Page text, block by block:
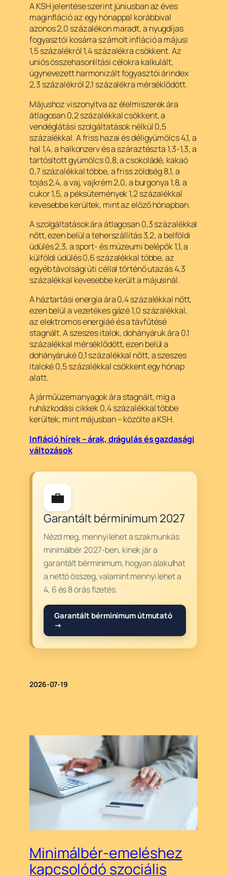
A KSH jelentése szerint júniusban az éves
maginfláció az egy hónappal korábbival
azonos 2,0 százalékon maradt, a nyugdíjas
fogyasztói kosárra számolt infláció a májusi
1,5 százalékról 1,4 százalékra csökkent. Az
uniós összehasonlítási célokra kalkulált,
úgynevezett harmonizált fogyasztói árindex
2,3 százalékról 2,1 százalékra mérséklődött.
Májushoz viszonyítva az élelmiszerek ára
átlagosan 0,2 százalékkal csökkent, a
vendéglátási szolgáltatások nélkül 0,5
százalékkal. A friss hazai és déligyümölcs 4,1, a
hal 1,4, a halkonzerv és a száraztészta 1,3-1,3, a
tartósított gyümölcs 0,8, a csokoládé, kakaó
0,7 százalékkal többe, a friss zöldség 8,1, a
tojás 2,4, a vaj, vajkrém 2,0, a burgonya 1,8, a
cukor 1,5, a péksütemények 1,2 százalékkal
kevesebbe kerültek, mint az előző hónapban.
A szolgáltatások ára átlagosan 0,3 százalékkal
nőtt, ezen belül a teherszállítás 3,2, a belföldi
üdülés 2,3, a sport- és múzeumi belépők 1,1, a
külföldi üdülés 0,6 százalékkal többe, az
egyéb távolsági úti céllal történő utazás 4,3
százalékkal kevesebbe került a májusinál.
A háztartási energia ára 0,4 százalékkal nőtt,
ezen belül a vezetékes gázé 1,0 százalékkal,
az elektromos energiáé és a távfűtésé
stagnált. A szeszes italok, dohányáruk ára 0,1
százalékkal mérséklődött, ezen belül a
dohányáruké 0,1 százalékkal nőtt, a szeszes
italoké 0,5 százalékkal csökkent egy hónap
alatt.
A járműüzemanyagok ára stagnált, míg a
ruházkodási cikkek 0,4 százalékkal többe
kerültek, mint májusban – közölte a KSH.
Infláció hírek – árak, drágulás és gazdasági
változások
💼
Garantált bérminimum 2027
Nézd meg, mennyi lehet a szakmunkás
minimálbér 2027-ben, kinek jár a
garantált bérminimum, hogyan alakulhat
a nettó összeg, valamint mennyi lehet a
4, 6 és 8 órás fizetés.
Garantált bérminimum útmutató
→
2026-07-19
Minimálbér-emeléshez
kapcsolódó szociális